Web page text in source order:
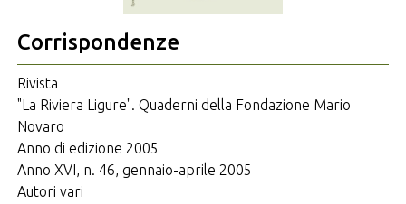
Corrispondenze
Rivista
"La Riviera Ligure". Quaderni della Fondazione Mario
Novaro
Anno di edizione 2005
Anno XVI, n. 46, gennaio-aprile 2005
Autori vari